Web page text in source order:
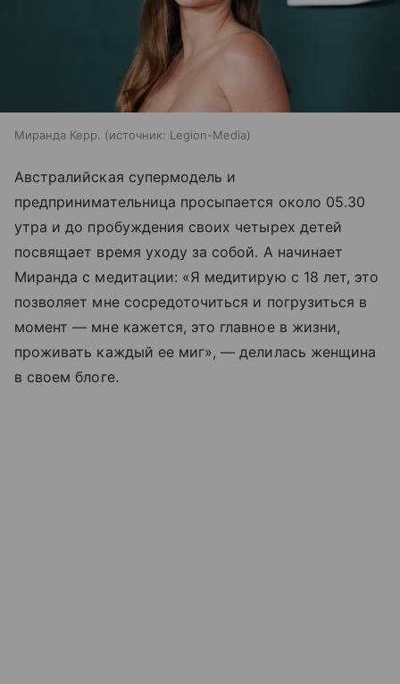
Миранда Керр. источник: Legion-Media
Австралийская супермодель и
предпринимательница просыпается около 05.30
утра и до пробуждения своих четырех детей
посвящает время уходу за собой. А начинает
Миранда с медитации: «Я медитирую с 18 лет, это
позволяет мне сосредоточиться и погрузиться в
момент — мне кажется, это главное в жизни,
проживать каждый ее миг», — делилась женщина
в своем блоге.